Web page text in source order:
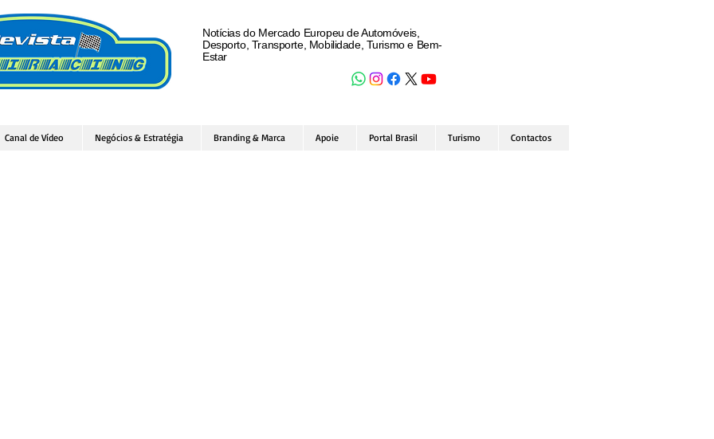
Notícias do Mercado Europeu de Automóveis,
Desporto, Transporte, Mobilidade, Turismo e Bem-
Estar
Canal de Vídeo Negócios & Estratégia Branding & Marca Apoie Portal Brasil Turismo Contactos